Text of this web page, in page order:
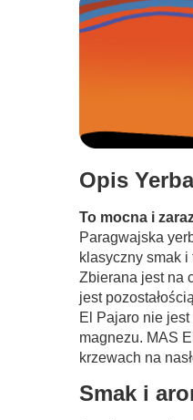
Opis
To mocna i
Paragwajska
klasyczny smak
Zbierana jest na
jest
El Pajaro nie
magnezu. MAS
krzewach na
Smak i